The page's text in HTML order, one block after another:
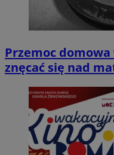
Przemoc
znęcać się nad